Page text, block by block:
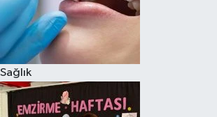
Sağlık